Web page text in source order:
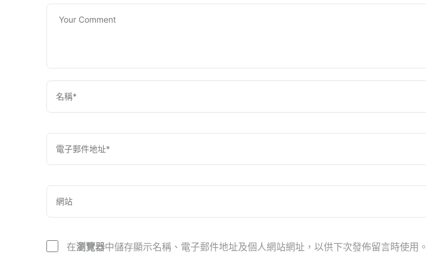
在瀏覽器中儲存顯示名稱、電子郵件地址及個人網站網址，以供下次發佈留言時使用。